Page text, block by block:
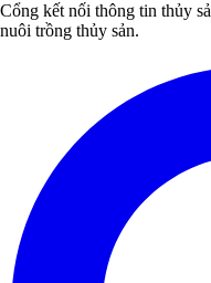
Cổng kết nối thông tin thủy
nuôi trồng thủy sản.